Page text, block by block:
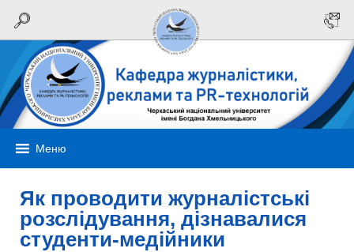
Меню
Як проводити журналістські
розслідування, дізнавалися
студенти-медійники